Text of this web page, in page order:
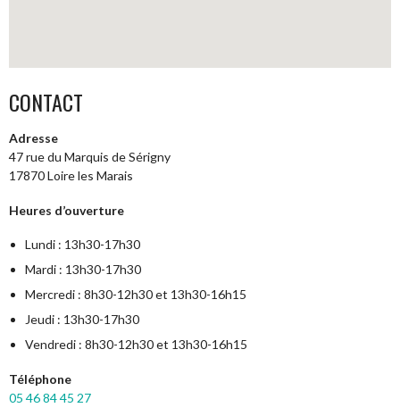
CONTACT
Adresse
47 rue du Marquis de Sérigny
17870 Loire les Marais
Heures d’ouverture
Lundi : 13h30-17h30
Mardi : 13h30-17h30
Mercredi : 8h30-12h30 et 13h30-16h15
Jeudi : 13h30-17h30
Vendredi : 8h30-12h30 et 13h30-16h15
Téléphone
05 46 84 45 27